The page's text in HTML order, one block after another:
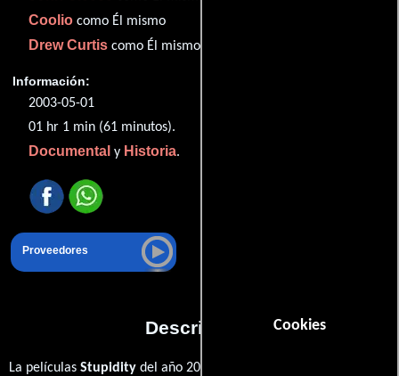
Cookies
Coolio como Él mismo
Drew Curtis como Él mismo
Información:
2003-05-01
01 hr 1 min (61 minutos).
Documental y Historia.
Proveedores
Descripción
La películas Stupidity del año 2003, está dirigida por